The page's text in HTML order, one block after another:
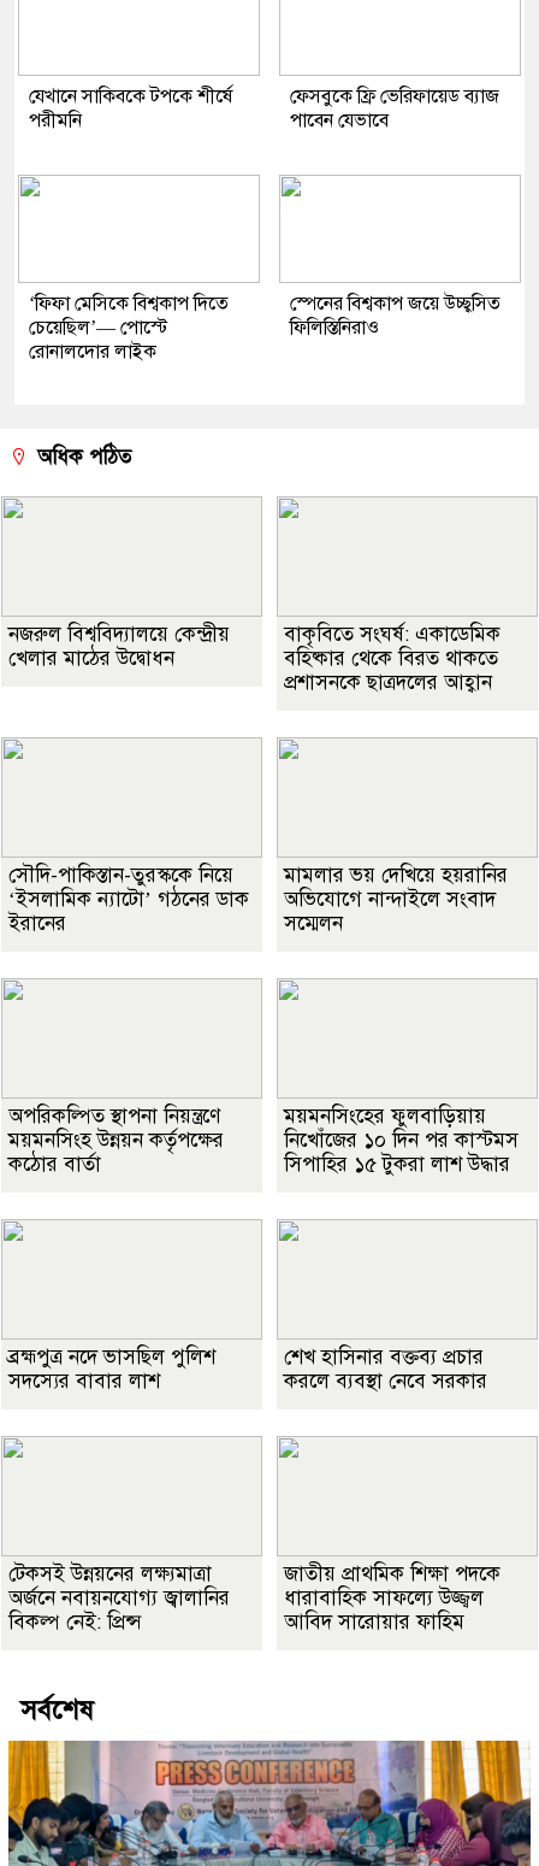
যেখানে সাকিবকে টপকে শীর্ষে
পরীমনি
ফেসবুকে ফ্রি ভেরিফায়েড ব্যাজ
পাবেন যেভাবে
‘ফিফা মেসিকে বিশ্বকাপ দিতে
চেয়েছিল’— পোস্টে
রোনালদোর লাইক
স্পেনের বিশ্বকাপ জয়ে উচ্ছ্বসিত
ফিলিস্তিনিরাও
অধিক পঠিত
নজরুল বিশ্ববিদ্যালয়ে কেন্দ্রীয়
খেলার মাঠের উদ্বোধন
বাকৃবিতে সংঘর্ষ: একাডেমিক
বহিষ্কার থেকে বিরত থাকতে
প্রশাসনকে ছাত্রদলের আহ্বান
সৌদি-পাকিস্তান-তুরস্ককে নিয়ে
‘ইসলামিক ন্যাটো’ গঠনের ডাক
ইরানের
মামলার ভয় দেখিয়ে হয়রানির
অভিযোগে নান্দাইলে সংবাদ
সম্মেলন
অপরিকল্পিত স্থাপনা নিয়ন্ত্রণে
ময়মনসিংহ উন্নয়ন কর্তৃপক্ষের
কঠোর বার্তা
ময়মনসিংহের ফুলবাড়িয়ায়
নিখোঁজের ১০ দিন পর কাস্টমস
সিপাহির ১৫ টুকরা লাশ উদ্ধার
ব্রহ্মপুত্র নদে ভাসছিল পুলিশ
সদস্যের বাবার লাশ
শেখ হাসিনার বক্তব্য প্রচার
করলে ব্যবস্থা নেবে সরকার
টেকসই উন্নয়নের লক্ষ্যমাত্রা
অর্জনে নবায়নযোগ্য জ্বালানির
বিকল্প নেই: প্রিন্স
জাতীয় প্রাথমিক শিক্ষা পদকে
ধারাবাহিক সাফল্যে উজ্জ্বল
আবিদ সারোয়ার ফাহিম
সর্বশেষ